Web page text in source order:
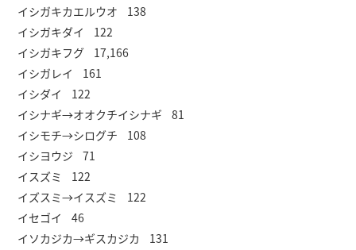
イシガキカエルウオ 138
イシガキダイ 122
イシガキフグ 17,166
イシガレイ 161
イシダイ 122
イシナギ→オオクチイシナギ 81
イシモチ→シログチ 108
イシヨウジ 71
イスズミ 122
イズスミ→イスズミ 122
イセゴイ 46
イソカジカ→ギスカジカ 131